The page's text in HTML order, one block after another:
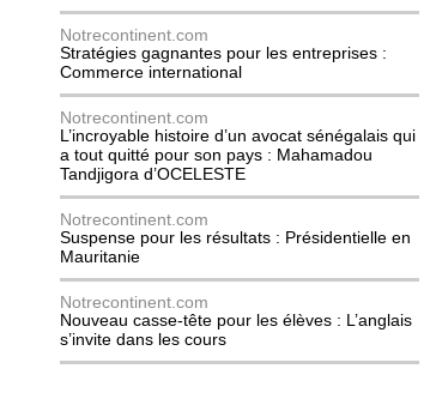
Notrecontinent.com
Stratégies gagnantes pour les entreprises :
Commerce international
Notrecontinent.com
L’incroyable histoire d’un avocat sénégalais qui
a tout quitté pour son pays : Mahamadou
Tandjigora d’OCELESTE
Notrecontinent.com
Suspense pour les résultats : Présidentielle en
Mauritanie
Notrecontinent.com
Nouveau casse-tête pour les élèves : L’anglais
s’invite dans les cours